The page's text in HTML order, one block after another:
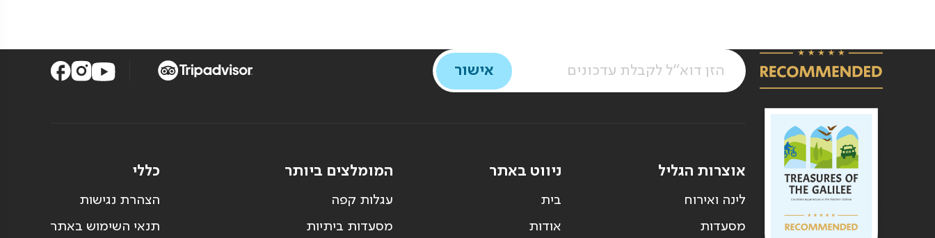
אוצרות הגליל
לינה ואירוח
מסעדות
ניווט באתר
בית
אודות
המומלצים ביותר
עגלות קפה
מסעדות ביתיות
כללי
הצהרת נגישות
תנאי השימוש באתר